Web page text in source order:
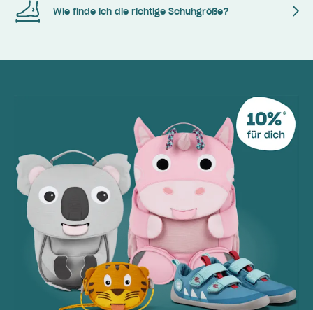
Wie finde ich die richtige Schuhgröße?